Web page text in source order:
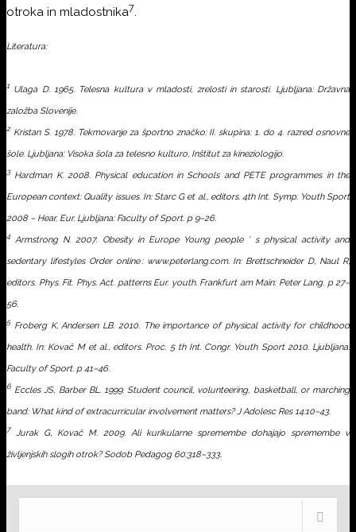
otroka in mladostnika7.
Literatura:
1 Ulaga D. 1965. Telesna kultura v mladosti, zrelosti in starosti. Ljubljana: Državna
založba Slovenije.
2 Kristan S. 1978. Tekmovanje za športno značko: II. skupina: 1. do 4. razred osnovne
šole. Ljubljana: Visoka šola za telesno kulturo, Inštitut za kineziologijo.
3Hardman K. 2008. Physical education in Schools and PETE programmes in the
European context: Quality issues. In: Starc G et al., editors. 4th Int. Symp. Youth Sport
2008 – Hear. Eur. Ljubljana: Faculty of Sport. p 9–26.
4 Armstrong N. 2007. Obesity in Europe Young people ‘ s physical activity and
sedentary lifestyles Order online : www.peterlang.com. In: Brettschneider D, Naul R,
editors. Phys. Fit. Phys. Act. patterns Eur. youth. Frankfurt am Main: Peter Lang. p 27–
56.
5 Froberg K, Andersen LB. 2010. The importance of physical activity for childhood
health. In: Kovač M et al., editors. Proc. 5 th Int. Congr. Youth Sport 2010. Ljubljana:
Faculty of Sport. p 41–46.
6 Eccles JS, Barber BL. 1999. Student council, volunteering, basketball, or marching
band: What kind of extracurricular involvement matters? J Adolesc Res 14:10–43.
7 Jurak G, Kovač M. 2009. Ali kurikularne spremembe dohajajo spremembe v
življenjskih slogih otrok? Sodob Pedagog 60:318–333.